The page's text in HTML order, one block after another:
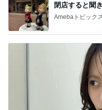
閉店すると聞
Amebaトピック